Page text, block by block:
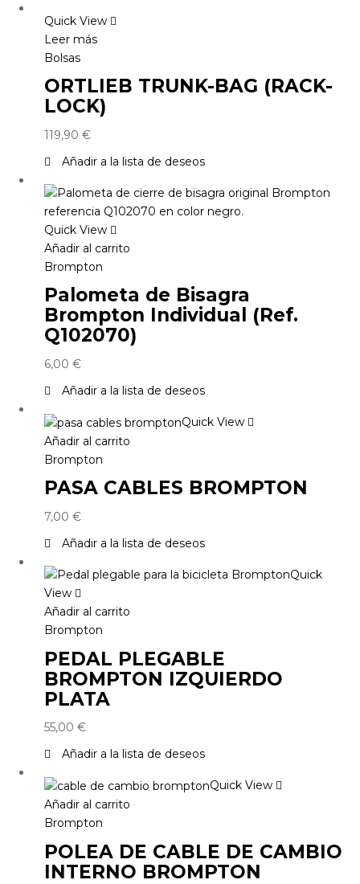
Quick View
Leer más
Bolsas
ORTLIEB TRUNK-BAG (RACK-
LOCK)
119,90 €
Añadir a la lista de deseos
Quick View
Añadir al carrito
Brompton
Palometa de Bisagra
Brompton Individual (Ref.
Q102070)
6,00 €
Añadir a la lista de deseos
Quick View
Añadir al carrito
Brompton
PASA CABLES BROMPTON
7,00 €
Añadir a la lista de deseos
Quick
View
Añadir al carrito
Brompton
PEDAL PLEGABLE
BROMPTON IZQUIERDO
PLATA
55,00 €
Añadir a la lista de deseos
Quick View
Añadir al carrito
Brompton
POLEA DE CABLE DE CAMBIO
INTERNO BROMPTON